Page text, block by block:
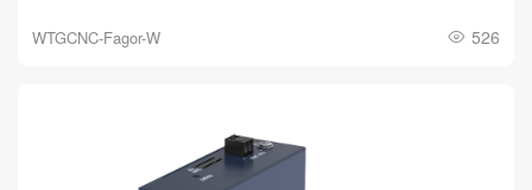
WTGCNC-Fagor-W 526